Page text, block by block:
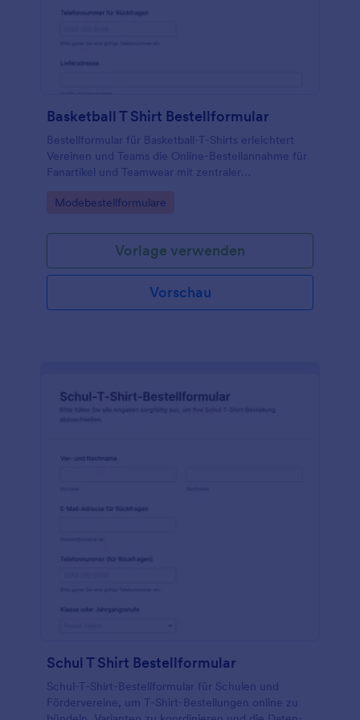
Basketball T Shirt Bestellformular
Bestellformular für Basketball-T-Shirts erleichtert
Vereinen und Teams die Online-Bestellannahme für
Fanartikel und Teamwear mit zentraler
Verwaltung jeder Formularantwort.
Go to Category:
Modebestellformulare
Vorlage verwenden
Vorschau
Schul T Shirt Bestellformular
Schul-T‑Shirt-Bestellformular für Schulen und
Fördervereine, um T‑Shirt-Bestellungen online zu